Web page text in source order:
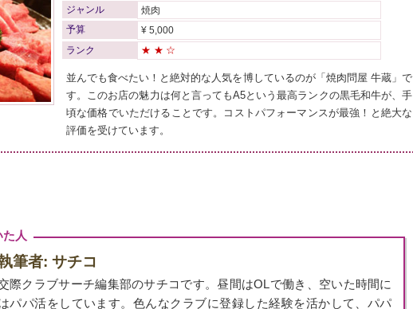
ジャンル
焼肉
予算
¥ 5,000
ランク
★★☆
並んでも食べたい！と絶対的な人気を博しているのが「焼肉問屋 牛蔵」で
す。このお店の魅力は何と言ってもA5という最高ランクの黒毛和牛が、手
頃な価格でいただけることです。コストパフォーマンスが最強！と絶大な
評価を受けています。
人
筆者: サチコ
際クラブサーチ編集部のサチコです。昼間はOLで働き、空いた時間に
パパ活をしています。色んなクラブに登録した経験を活かして、パパ